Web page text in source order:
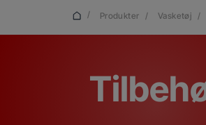
/ Produkter / Vasketøj /